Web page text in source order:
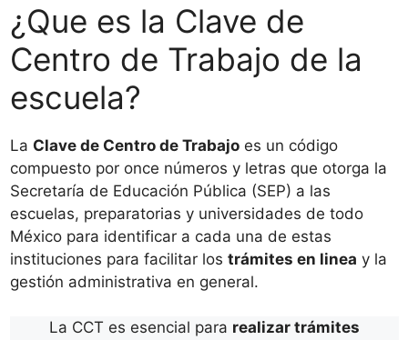
¿Que es la Clave de
Centro de Trabajo de la
escuela?
La Clave de Centro de Trabajo es un código
compuesto por once números y letras que otorga la
Secretaría de Educación Pública (SEP) a las
escuelas, preparatorias y universidades de todo
México para identificar a cada una de estas
instituciones para facilitar los trámites en linea y la
gestión administrativa en general.
La CCT es esencial para realizar trámites